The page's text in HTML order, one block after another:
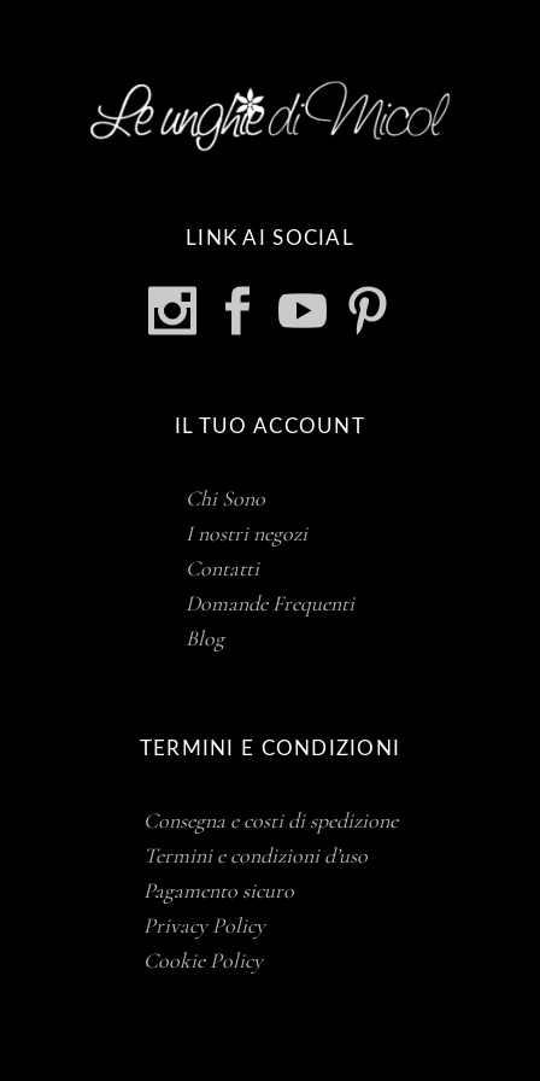
LINK AI SOCIAL
IL TUO ACCOUNT
Chi Sono
I nostri negozi
Contatti
Domande Frequenti
Blog
TERMINI E CONDIZIONI
Consegna e costi di spedizione
Termini e condizioni d’uso
Pagamento sicuro
Privacy Policy
Cookie Policy